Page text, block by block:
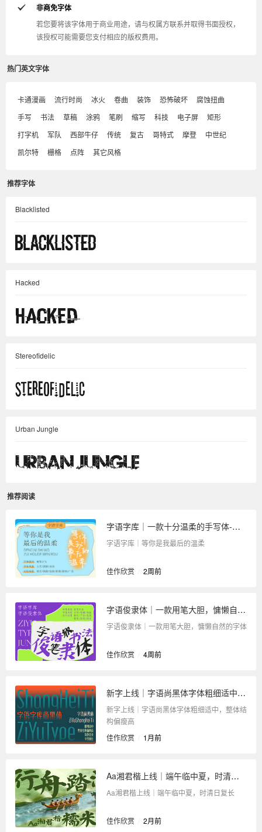
非商免字体
若您要将该字体用于商业用途，请与权属方联系并取得书面授权，
该授权可能需要您支付相应的版权费用。
热门英文字体
卡通漫画 流行时尚 冰火 卷曲 装饰 恐怖破坏
腐蚀扭曲
手写
书法 草稿 涂鸦 笔刷 缩写 科技 电子屏
矩形
打字机
军队 西部牛仔 传统 复古 哥特式 摩登
中世纪
凯尔特
栅格 点阵 其它风格
推荐字体
Blacklisted
Hacked
Stereofidelic
Urban Jungle
推荐阅读
字语字库｜一款十分温柔的手写体-等你是我最后的温柔
字语字库｜等你是我最后的温柔
佳作欣赏 2周前
字语俊隶体｜一款用笔大胆，慵懒自然的字体
字语俊隶体｜一款用笔大胆，慵懒自然的字体
佳作欣赏 4周前
新字上线｜字语尚黑体字体粗细适中，整体结构偏瘦高
新字上线｜字语尚黑体字体粗细适中，整体结
构偏瘦高
佳作欣赏
1月前
Aa湘君楷上线｜端午临中夏，时清日复长
Aa湘君楷上线｜端午临中夏，时清日复长
佳作欣赏 2月前